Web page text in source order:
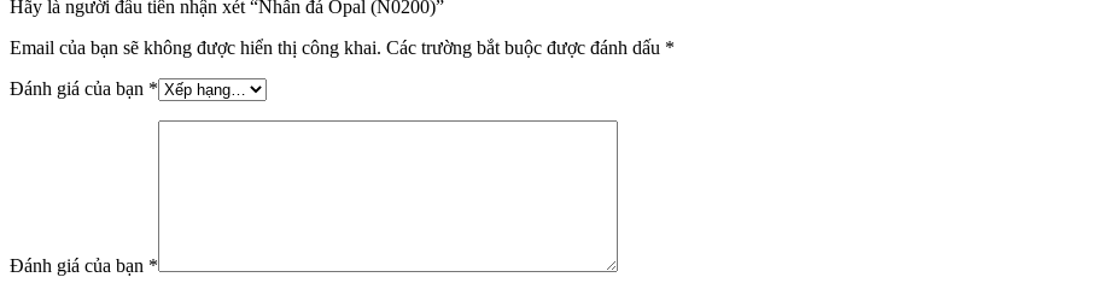
Hãy là người đầu tiên nhận xét “Nhẫn đá Opal (N0200)”
Email của bạn sẽ không được hiển thị công khai. Các trường bắt buộc được đánh dấu *
Đánh giá của bạn *
Đánh giá của bạn *